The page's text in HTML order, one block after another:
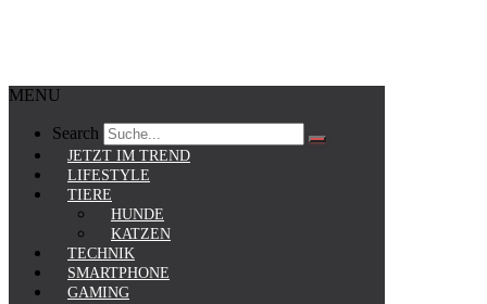
MENU
Search
JETZT IM TREND
LIFESTYLE
TIERE
HUNDE
KATZEN
TECHNIK
SMARTPHONE
GAMING